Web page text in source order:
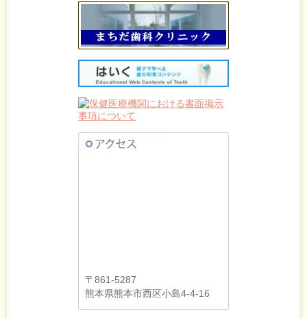
〒861-5287
熊本県熊本市西区小島4-4-16